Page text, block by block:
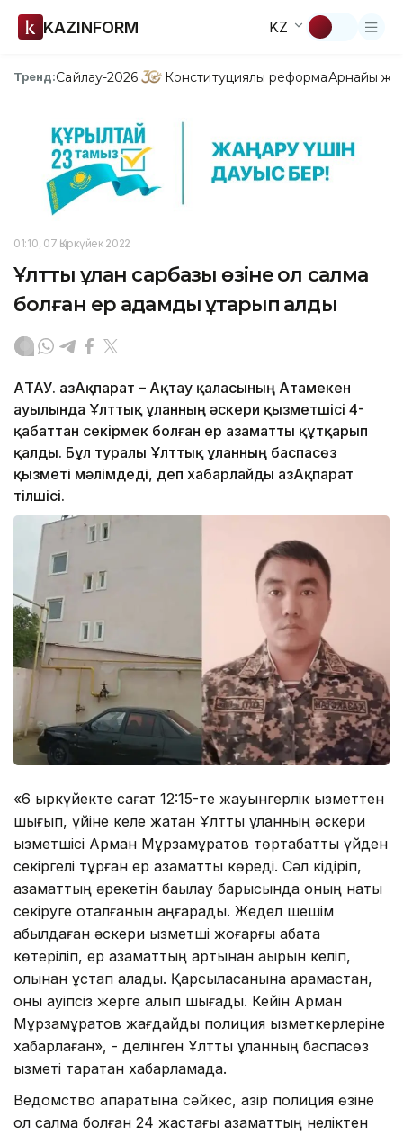
KAZINFORM KZ
Тренд:Сайлау-2026 Конституциялық реформаАрнайы
01:10, 07 Қыркүйек 2022
Ұлттық ұлан сарбазы өзіне қол салмақ
болған ер адамды құтқарып қалды
АҚТАУ. ҚазАқпарат – Ақтау қаласының Атамекен
ауылында Ұлттық ұланның әскери қызметшісі 4-
қабаттан секірмек болған ер азаматты құтқарып
қалды. Бұл туралы Ұлттық ұланның баспасөз
қызметі мәлімдеді, деп хабарлайды ҚазАқпарат
тілшісі.
«6 қыркүйекте сағат 12:15-те жауынгерлік қызметтен
шығып, үйіне келе жатқан Ұлттық ұланның әскери
қызметшісі Арман Мұрзамұратов төртқабатты үйден
секіргелі тұрған ер азаматты көреді. Сәл кідіріп,
азаматтың әрекетін бақылау барысында оның нақты
секіруге оқталғанын аңғарады. Жедел шешім
қабылдаған әскери қызметші жоғарғы қабатқа
көтеріліп, ер азаматтың артынан ақырын келіп,
қолынан ұстап алады. Қарсыласқанына қарамастан,
оны қауіпсіз жерге алып шығады. Кейін Арман
Мұрзамұратов жағдайды полиция қызметкерлеріне
хабарлаған», - делінген Ұлттық ұланның баспасөз
қызметі таратқан хабарламада.
Ведомство ақпаратына сәйкес, қазір полиция өзіне
қол салмақ болған 24 жастағы азаматтың неліктен